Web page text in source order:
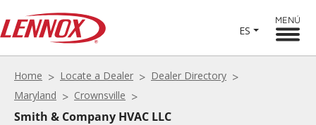
ES
MENÚ
Home Locate a Dealer
Dealer Directory
Maryland
Crownsville
Smith & Company HVAC LLC